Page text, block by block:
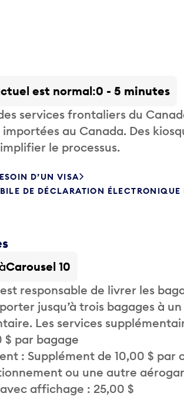
est normal 0 - 5 minutes
services frontaliers du
au Canada. Des
le processus.
D’UN VISA
DE DÉCLARATION ÉLECTRONIQUE
Carousel 10
responsable de livrer les
jusqu’à trois bagages à
Les services
$ par bagage
: Supplément de 10,00 $ par
ou une autre
affichage : 25,00 $